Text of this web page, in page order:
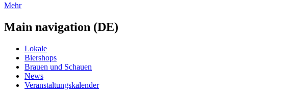
Mehr
Main navigation (DE)
Lokale
Biershops
Brauen und Schauen
News
Veranstaltungskalender